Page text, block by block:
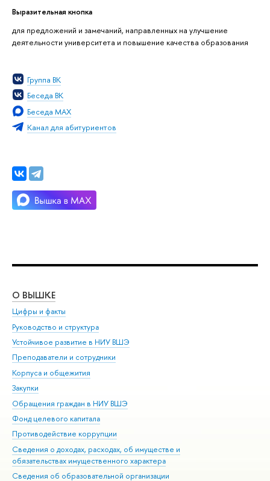
Выразительная кнопка
для предложений и замечаний, направленных на улучшение
деятельности университета и повышение качества образования
Группа ВК
Беседа ВК
Беседа MAX
Канал для абитуриентов
О ВЫШКЕ
Цифры и факты
Руководство и структура
Устойчивое развитие в НИУ ВШЭ
Преподаватели и сотрудники
Корпуса и общежития
Закупки
Обращения граждан в НИУ ВШЭ
Фонд целевого капитала
Противодействие коррупции
Сведения о доходах, расходах, об имуществе и
обязательствах имущественного характера
Сведения об образовательной организации